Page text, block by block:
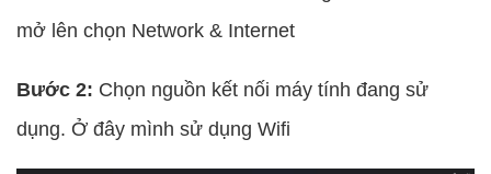
mở lên chọn Network & Internet
Bước 2: Chọn nguồn kết nối máy tính đang sử
dụng. Ở đây mình sử dụng Wifi